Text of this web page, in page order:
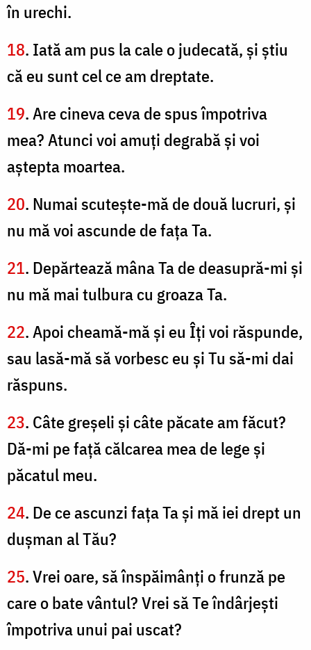
în urechi.
18. Iată am pus la cale o judecată, şi ştiu
că eu sunt cel ce am dreptate.
19. Are cineva ceva de spus împotriva
mea? Atunci voi amuţi degrabă şi voi
aştepta moartea.
20. Numai scuteşte-mă de două lucruri, şi
nu mă voi ascunde de faţa Ta.
21. Depărtează mâna Ta de deasupră-mi şi
nu mă mai tulbura cu groaza Ta.
22. Apoi cheamă-mă şi eu Îţi voi răspunde,
sau lasă-mă să vorbesc eu şi Tu să-mi dai
răspuns.
23. Câte greşeli şi câte păcate am făcut?
Dă-mi pe faţă călcarea mea de lege şi
păcatul meu.
24. De ce ascunzi faţa Ta şi mă iei drept un
duşman al Tău?
25. Vrei oare, să înspăimânţi o frunză pe
care o bate vântul? Vrei să Te îndârjeşti
împotriva unui pai uscat?